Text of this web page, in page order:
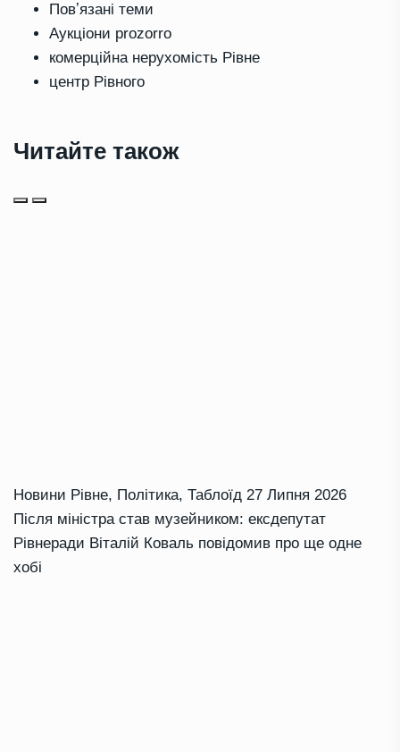
Повʼязані теми
Аукціони prozorro
комерційна нерухомість Рівне
центр Рівного
Читайте також
Новини Рівне, Політика, Таблоїд 27 Липня 2026
Після міністра став музейником: ексдепутат
Рівнеради Віталій Коваль повідомив про ще одне
хобі